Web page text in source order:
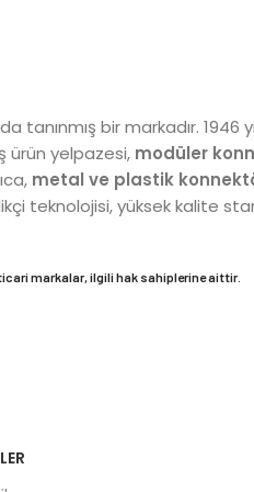
bir markadır. 1946
ürün yelpazesi, modüler
metal ve plastik
teknolojisi, yüksek kalite
markalar, ilgili hak sahiplerine aittir.